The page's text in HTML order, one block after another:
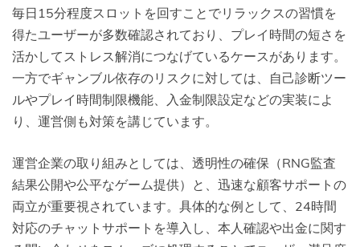
毎日15分程度スロットを回すことでリラックスの習慣を
得たユーザーが多数確認されており、プレイ時間の短さを
活かしてストレス解消につなげているケースがあります。
一方でギャンブル依存のリスクに対しては、自己診断ツー
ルやプレイ時間制限機能、入金制限設定などの実装によ
り、運営側も対策を講じています。
運営企業の取り組みとしては、透明性の確保（RNG監査
結果公開や公平なゲーム提供）と、迅速な顧客サポートの
両立が重要視されています。具体的な例として、24時間
対応のチャットサポートを導入し、本人確認や出金に関す